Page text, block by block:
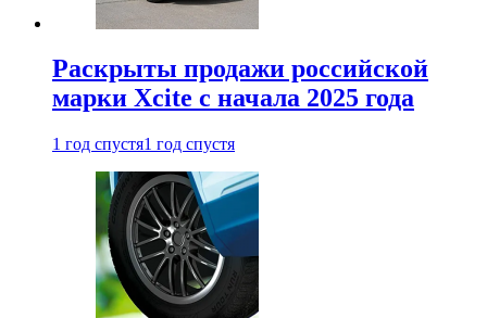
Раскрыты продажи российской
марки Xcite с начала 2025 года
1 год спустя1 год спустя